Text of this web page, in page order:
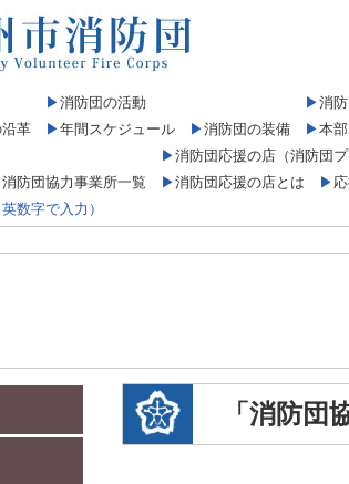
革
▶消防団の活動
▶年間スケジュール ▶消防団の装備
▶消
▶本部
消防団協力事業所一覧
▶消防団応援の店（消防団プ
▶消防団応援の店とは ▶
数字で入力）
「消防団